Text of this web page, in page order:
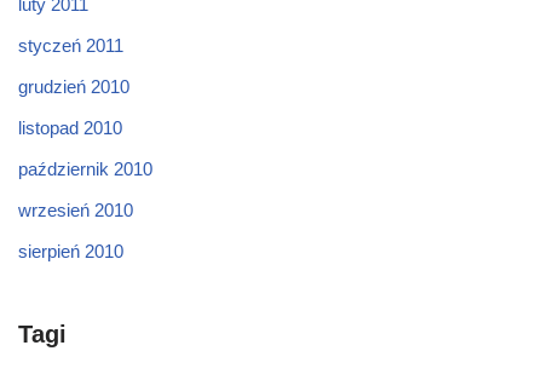
luty 2011
styczeń 2011
grudzień 2010
listopad 2010
październik 2010
wrzesień 2010
sierpień 2010
Tagi